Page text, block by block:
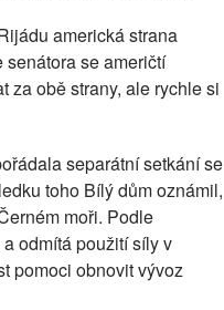
americká strana
se američtí
za obě strany, ale rychle si
separátní setkání se
toho Bílý dům oznámil,
moři. Podle
odmítá použití síly v
pomoci obnovit vývoz